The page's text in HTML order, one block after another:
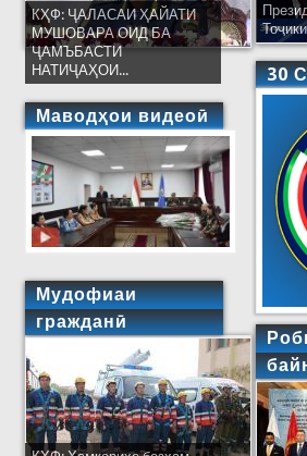
КҲФ: ҶАЛАСАИ ҲАЙАТИ
МУШОВАРА ОИД БА
ҶАМЪБАСТИ
НАТИҶАҲОИ...
Маводҳои видеоӣ
Мудофиаи
гражданӣ
30